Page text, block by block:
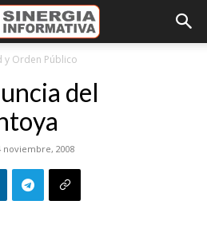
y Orden Público
del
noviembre, 2008